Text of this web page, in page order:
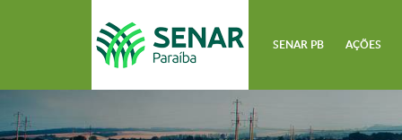
SENAR PB AÇÕES